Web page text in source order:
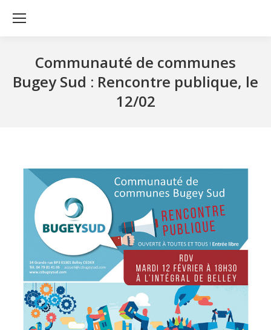
Communauté de communes
Bugey Sud : Rencontre publique, le
12/02